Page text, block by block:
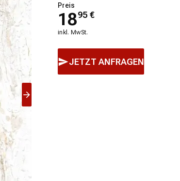
Preis
1895 €
inkl. MwSt.
JETZT ANFRAGEN